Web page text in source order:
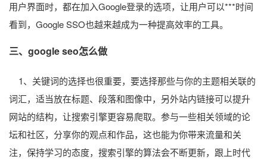
用户界面时，都在加入Google登录的选项，让用户可以***时间
看到，Google SSO也越来越成为一种提高效率的工具。
三、 google seo怎么做
1、关键词的选择也很重要，要选择那些与你的主题相关联的
词汇，适当放在标题、段落和图像中，另外站内链接可以提升
网站的结构，让搜索引擎更容易爬取。参与一些相关领域的论
坛和社区，分享你的观点和作品，这也能为你带来流量和关
注，保持学习的态度，搜索引擎的算法会不断更新，跟上时代